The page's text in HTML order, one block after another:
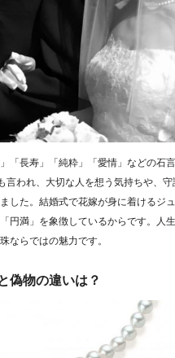
「長寿」「純粋」「愛情」などの石
言われ、大切な人を想う気持ちや、
した。結婚式で花嫁が身に着けるジ
円満」を象徴しているからです。人
ならではの魅力です。
偽物の違いは？